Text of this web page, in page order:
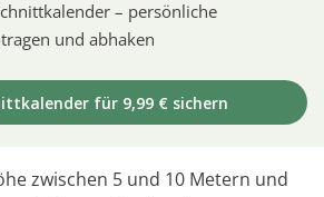
– persönliche
und abhaken
für 9,99 € sichern
zwischen 5 und 10 Metern und